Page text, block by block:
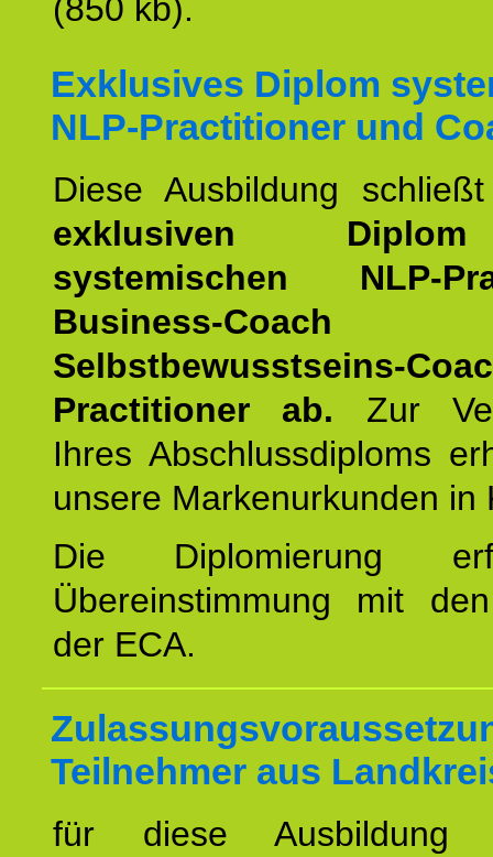
(850 kb).
Exklusives Diplom
NLP-Practitioner und
Diese Ausbildung
exklusiven
systemischen NLP-
Business-Coach
Selbstbewusstseins-
Practitioner ab. Zur
Ihres Abschlussdiploms
unsere Markenurkunden in
Die Diplomierung
Übereinstimmung mit
der ECA.
Teilnehmer aus
für diese